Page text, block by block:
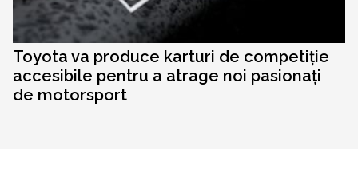
Toyota va produce karturi de competiție
accesibile pentru a atrage noi pasionați
de motorsport